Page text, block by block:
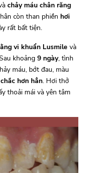
chảy máu chân răng
còn than phiền hơi
rất bất tiện.
vi khuẩn Lusmile và
khoảng 9 ngày, tình
máu, bớt đau, màu
hơn hẳn. Hơi thở
thoải mái và yên tâm